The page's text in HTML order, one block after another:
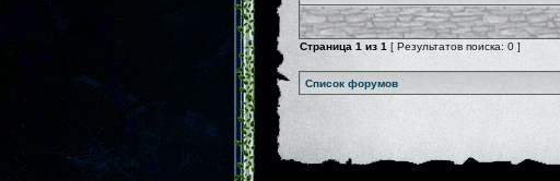
Страница 1 из 1 [ Результатов поиска: 0 ]
Список форумов